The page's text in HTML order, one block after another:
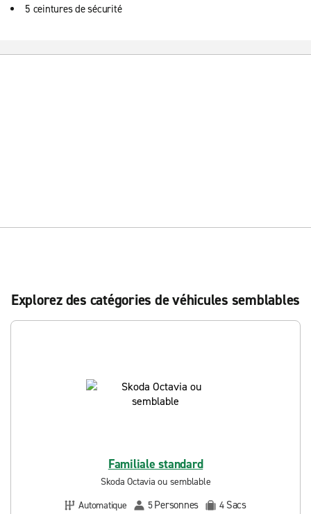
5 ceintures de sécurité
Explorez des catégories de véhicules semblables
Familiale standard
Skoda Octavia ou semblable
Automatique
5Personnes 4 Sacs